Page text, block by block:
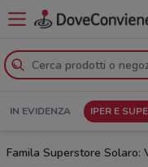
IN EVIDENZA IPER E
Famila Superstore Solaro: